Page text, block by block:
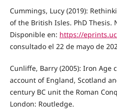
Cummings, Lucy (2019):
of the British Isles. PhD Thesis.
Disponible en: https://
consultado el 22 de mayo de
Cunliffe, Barry (2005): Iron Age
account of England, Scotland
century BC unit the Roman
London: Routledge.